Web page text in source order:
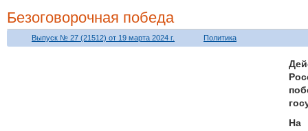
Безоговорочная победа
Выпуск № 27 (21512) от 19 марта 2024 г. Политика
На